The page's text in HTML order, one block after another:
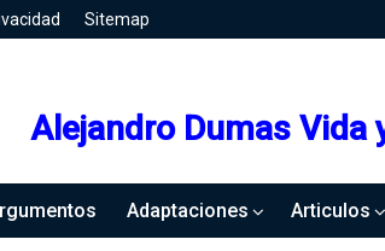
Sitemap
Alejandro Dumas Vida
Adaptaciones Articulos